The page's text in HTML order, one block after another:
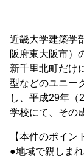
近畿大学建築学
阪府東大阪市）
新千里北町だけ
型などのユニー
し、平成29年（
学校にて、その
【本件のポイン
●地域で親しま